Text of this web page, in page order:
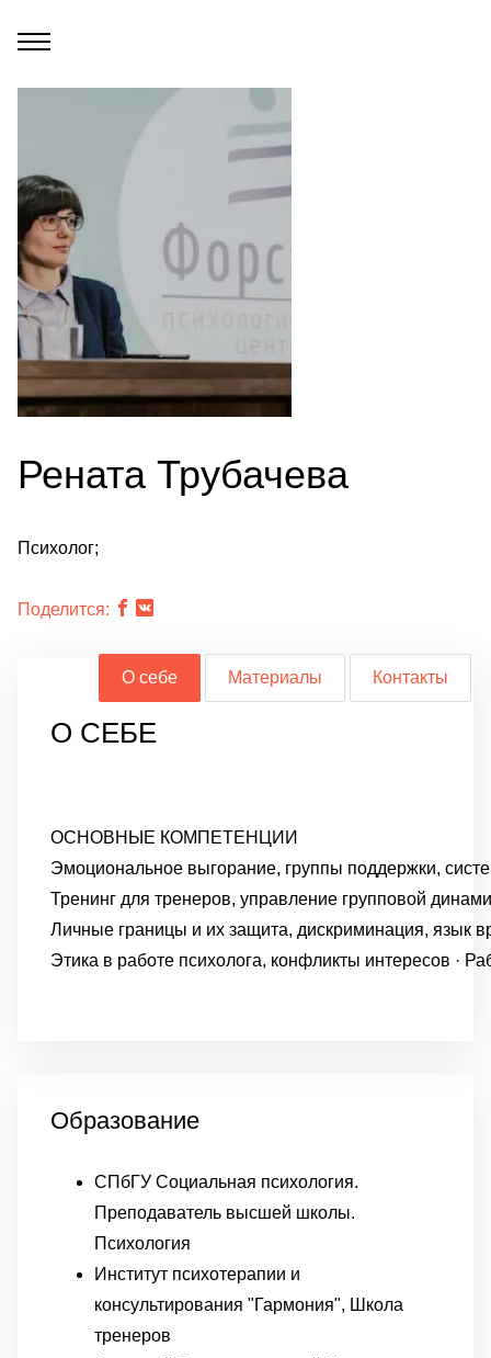
Рената Трубачева
Психолог;
Поделится:
О себе Материалы Контакты
О СЕБЕ
ОСНОВНЫЕ КОМПЕТЕНЦИИ
Эмоциональное выгорание, группы поддержки,
Тренинг для тренеров, управление групповой
Личные границы и их защита, дискриминация, язык
Этика в работе психолога, конфликты интересов ·
Образование
СПбГУ Социальная психология.
Преподаватель высшей школы.
Психология
Институт психотерапии и
консультирования "Гармония", Школа
тренеров